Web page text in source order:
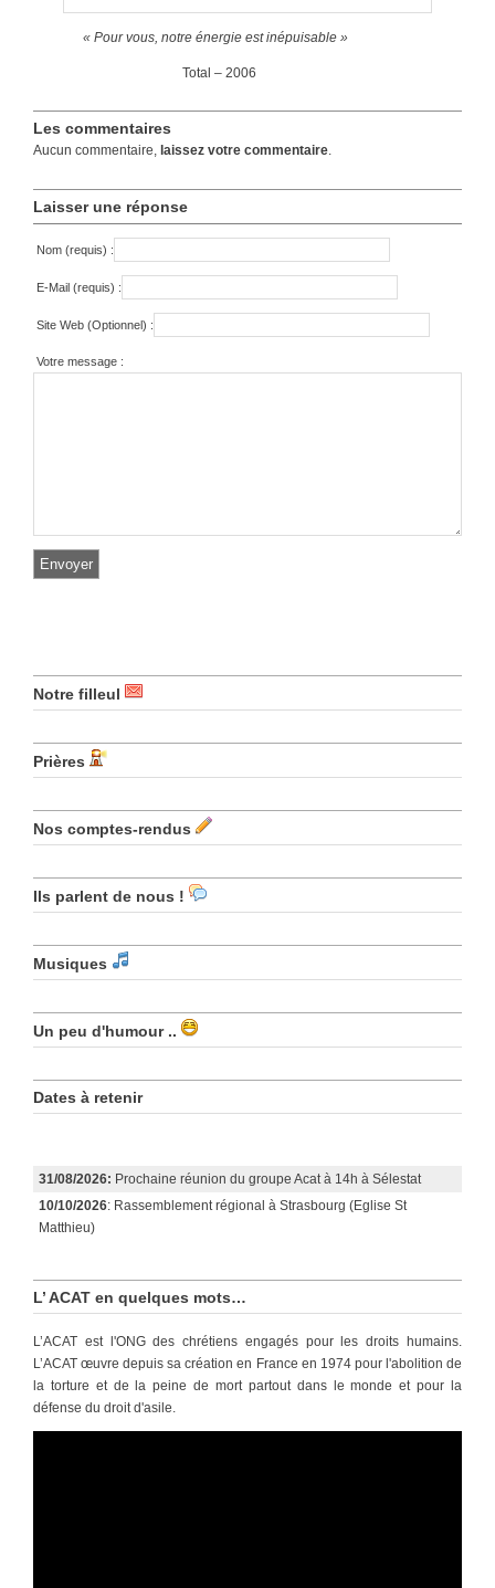
« Pour vous, notre énergie est inépuisable »
Total – 2006
Les commentaires
Aucun commentaire, laissez votre commentaire
Laisser une réponse
Nom (requis) :
E-Mail (requis) :
Site Web (Optionnel) :
Votre message :
Notre filleul
Prières
Nos comptes-rendus
Ils parlent de nous !
Musiques
Un peu d'humour ..
Dates à retenir
31/08/2026: Prochaine réunion du groupe Acat à 14h à Sélestat
10/10/2026: Rassemblement régional à Strasbourg (Eglise St
Matthieu)
L’ ACAT en quelques mots…
L’ACAT est l'ONG des chrétiens engagés pour les droits humains.
L’ACAT œuvre depuis sa création en France en 1974 pour l'abolition de
la torture et de la peine de mort partout dans le monde et pour la
défense du droit d'asile.